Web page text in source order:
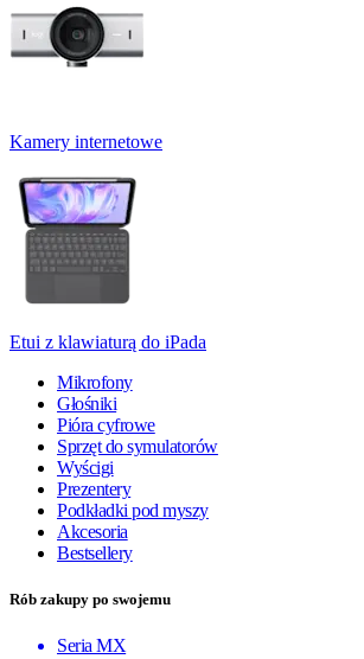
Kamery internetowe
Etui z klawiaturą do iPada
Mikrofony
Głośniki
Pióra cyfrowe
Sprzęt do symulatorów
Wyścigi
Prezentery
Podkładki pod myszy
Akcesoria
Bestsellery
Rób zakupy po swojemu
Seria MX